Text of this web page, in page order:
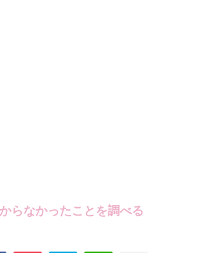
らなかったことを調べる